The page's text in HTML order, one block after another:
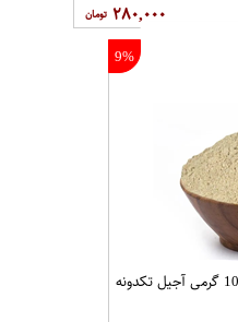
۲۸۰,۰۰۰
9%